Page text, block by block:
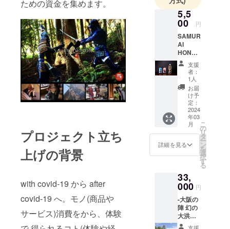
ための資金を集めます。
プロジェクト立ち
上げの背景
with covid-19 から after
covid-19 へ。モノ(商品や
サービス)消費をから、体験
のイメージ
を深堀りし
てより好き
になってい
ただくため
に日々文化
を学び、情
報を発信し
ています。
5,5
00 円
SAMUR
AI
HONOR
オリジ
ナルブ
ランド-
【KOZU
E】- 西
陣織
は、貴
族や武
士ら上
流階級
の装束
等に使
われて
級素材
です。
その西
陣織で
職人が
丹念に
織った
支援
者：
1人
お届
け予
定：
2024
年03
月
詳細を見る
こ
の
リ
タ
ー
ン
を
選
択
す
る
33,
000 円
-大阪の
陣 幻の
大洪水
で徳川
支援